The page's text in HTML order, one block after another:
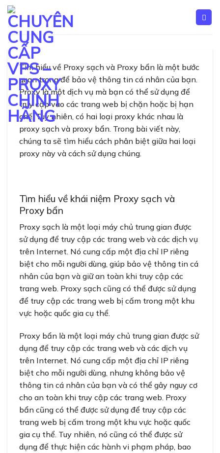
Skip
content
Tìm hiểu về Proxy sạch và Proxy bẩn là một bước
quan trọng để bảo vệ thông tin cá nhân của bạn.
Proxy là một dịch vụ mà bạn có thể sử dụng để
truy cập vào các trang web bị chặn hoặc bị hạn
chế. Tuy nhiên, có hai loại proxy khác nhau là
proxy sạch và proxy bẩn. Trong bài viết này,
chúng ta sẽ tìm hiểu cách phân biệt giữa hai loại
proxy này và cách sử dụng chúng.
Tìm hiểu về khái niệm Proxy sạch và
Proxy bẩn
Proxy sạch là một loại máy chủ trung gian được
sử dụng để truy cập các trang web và các dịch vụ
trên Internet. Nó cung cấp một địa chỉ IP riêng
biệt cho mỗi người dùng, giúp bảo vệ thông tin cá
nhân của bạn và giữ an toàn khi truy cập các
trang web. Proxy sạch cũng có thể được sử dụng
để truy cập các trang web bị cấm trong một khu
vực hoặc quốc gia cụ thể.
Proxy bẩn là một loại máy chủ trung gian được sử
dụng để truy cập các trang web và các dịch vụ
trên Internet. Nó cung cấp một địa chỉ IP riêng
biệt cho mỗi người dùng, nhưng không bảo vệ
thông tin cá nhân của bạn và có thể gây nguy cơ
cho an toàn khi truy cập các trang web. Proxy
bẩn cũng có thể được sử dụng để truy cập các
trang web bị cấm trong một khu vực hoặc quốc
gia cụ thể. Tuy nhiên, nó cũng có thể được sử
dụng để thực hiện các hành vi phạm pháp, bao